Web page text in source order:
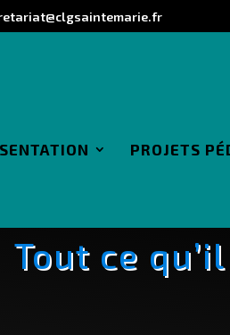
PROJETS
Tout ce